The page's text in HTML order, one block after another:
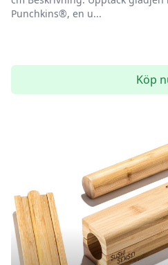
Punchkins®, en u...
Köp